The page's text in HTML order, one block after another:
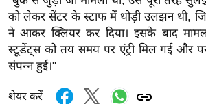
ज
ग
त
बॉ
वु
को लेकर सेंटर के स्टाफ में थोड़ी उलझन थी,
ने आकर क्लियर कर दिया। इसके बाद
स्टूडेंट्स को तय समय पर एंट्री मिल गई और
संपन्न हुई।"
शेयर करें